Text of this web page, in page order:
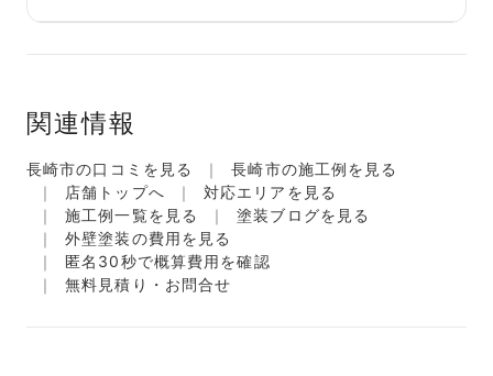
関連情報
長崎市の口コミを見る
長崎市の施工例を見る
店舗トップへ
対応エリアを見る
施工例一覧を見る
塗装ブログを見る
外壁塗装の費用を見る
匿名30秒で概算費用を確認
無料見積り・お問合せ